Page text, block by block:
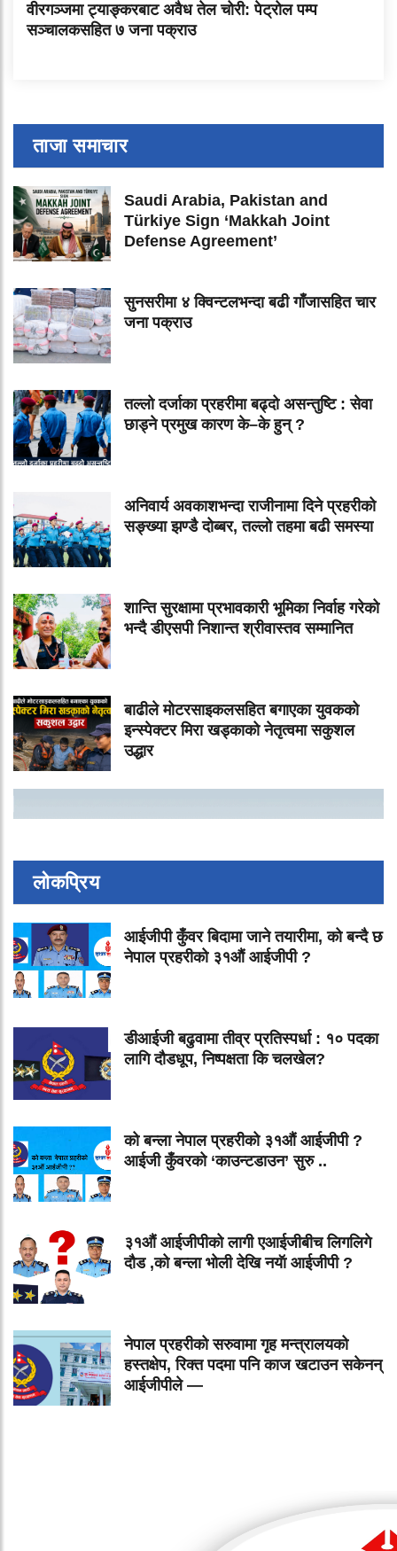
वीरगञ्जमा ट्याङ्करबाट अवैध तेल चोरी: पेट्रोल पम्प
सञ्चालकसहित ७ जना पक्राउ
ताजा समाचार
Saudi Arabia, Pakistan and
Türkiye Sign ‘Makkah Joint
Defense Agreement’
सुनसरीमा ४ क्विन्टलभन्दा बढी गाँजासहित चार
जना पक्राउ
तल्लो दर्जाका प्रहरीमा बढ्दो असन्तुष्टि : सेवा
छाड्ने प्रमुख कारण के–के हुन् ?
अनिवार्य अवकाशभन्दा राजीनामा दिने प्रहरीको
सङ्ख्या झण्डै दोब्बर, तल्लो तहमा बढी समस्या
शान्ति सुरक्षामा प्रभावकारी भूमिका निर्वाह गरेको
भन्दै डीएसपी निशान्त श्रीवास्तव सम्मानित
बाढीले मोटरसाइकलसहित बगाएका युवकको
इन्स्पेक्टर मिरा खड्काको नेतृत्वमा सकुशल
उद्धार
लोकप्रिय
आईजीपी कुँवर बिदामा जाने तयारीमा, को बन्दै छ
नेपाल प्रहरीको ३१औं आईजीपी ?
डीआईजी बढुवामा तीव्र प्रतिस्पर्धा : १० पदका
लागि दौडधूप, निष्पक्षता कि चलखेल?
को बन्ला नेपाल प्रहरीको ३१औं आईजीपी ?
आईजी कुँवरको ‘काउन्टडाउन’ सुरु ..
३१औं आईजीपीको लागी एआईजीबीच लिगलिगे
दौड ,को बन्ला भोली देखि नयॅा आईजीपी ?
नेपाल प्रहरीको सरुवामा गृह मन्त्रालयको
हस्तक्षेप, रिक्त पदमा पनि काज खटाउन सकेनन्
आईजीपीले —